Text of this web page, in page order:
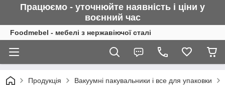
Працюємо - уточнюйте наявність і ціни у
воєнний час
Foodmebel - мебелі з нержавіючої сталі
Продукція Вакуумні пакувальники і все для упаковки